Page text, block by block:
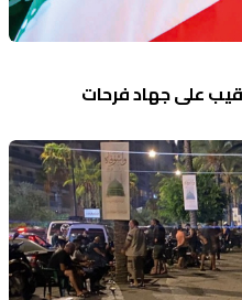
علي جهاد فرحات